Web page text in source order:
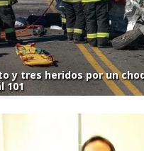
y tres heridos por un
101